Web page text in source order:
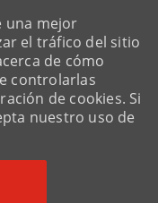
una mejor
el tráfico del sitio
de cómo
controlarlas
de cookies. Si
nuestro uso de